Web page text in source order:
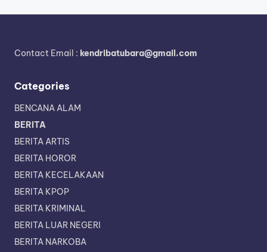
pagination
Contact Email : kendribatubara@gmail.com
Categories
BENCANA ALAM
BERITA
BERITA ARTIS
BERITA HOROR
BERITA KECELAKAAN
BERITA KPOP
BERITA KRIMINAL
BERITA LUAR NEGERI
BERITA NARKOBA